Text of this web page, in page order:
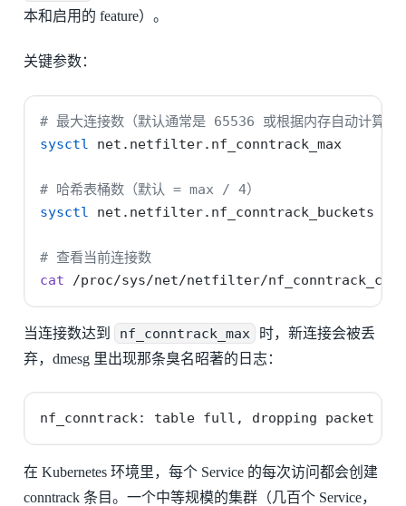
本和启用的 feature）。
关键参数：
# 最大连接数（默认通常是 65536 或根据内存自动计算）
sysctl net.netfilter.nf_conntrack_max
# 哈希表桶数（默认 = max / 4）
sysctl net.netfilter.nf_conntrack_buckets
# 查看当前连接数
cat /proc/sys/net/netfilter/
当连接数达到 nf_conntrack_max
时，新连接会被丢
弃，dmesg 里出现那条臭名昭著的日志：
nf_conntrack: table full, dropping packet
在 Kubernetes 环境里，每个 Service 的每次访问都会创建
conntrack 条目。一个中等规模的集群（几百个 Service，